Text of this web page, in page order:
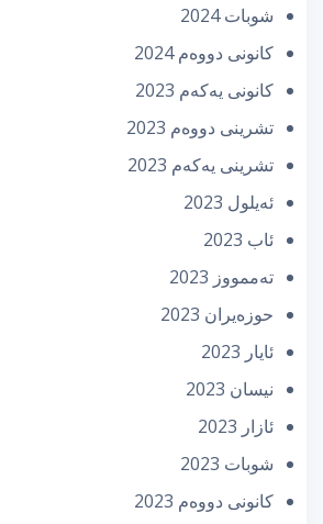
شوبات 2024
كانونی دووه‌م 2024
كانونی یه‌كه‌م 2023
تشرینی دووه‌م 2023
تشرینی یه‌كه‌م 2023
ئه‌یلول 2023
ئاب 2023
تەممووز 2023
حوزه‌یران 2023
ئایار 2023
نیسان 2023
ئازار 2023
شوبات 2023
كانونی دووه‌م 2023